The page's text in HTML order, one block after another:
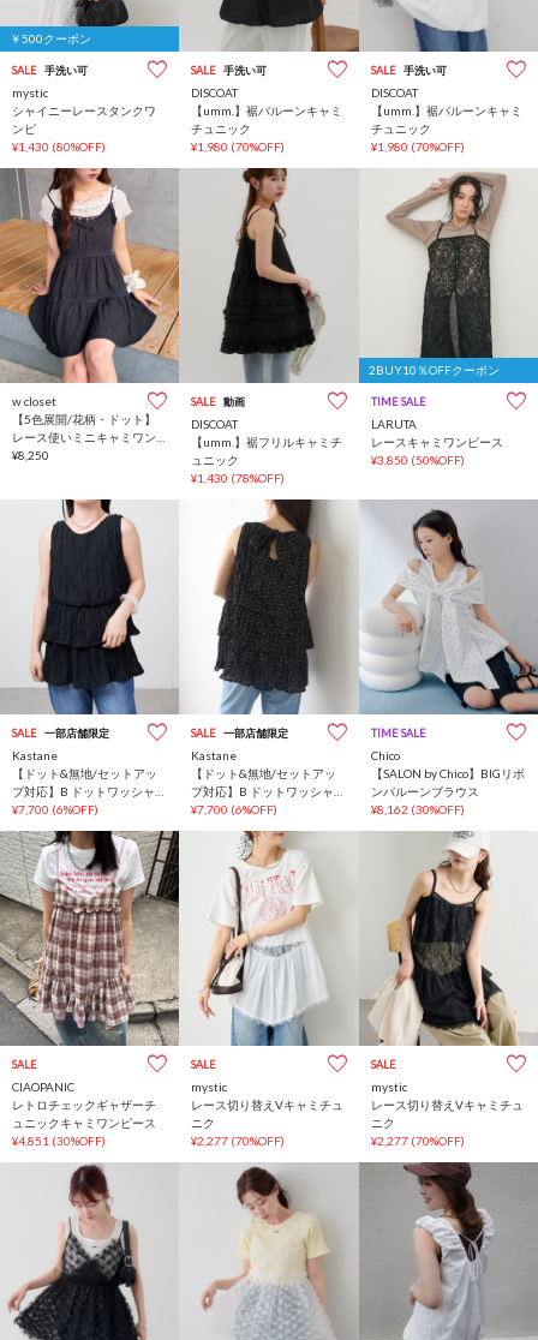
￥500クーポン
SALE 手洗い可
mystic
シャイニーレースタンクワ
ンピ
¥1,430 (80%OFF)
SALE 手洗い可
DISCOAT
【umm.】裾バルーンキャミ
チュニック
¥1,980 (70%OFF)
SALE 手洗い可
DISCOAT
【umm.】裾バルーンキャミ
チュニック
¥1,980 (70%OFF)
w closet
【5色展開/花柄・ドット】
レース使いミニキャミワン
ピース
¥8,250
SALE 動画
DISCOAT
【umm.】裾フリルキャミチ
ュニック
¥1,430 (78%OFF)
2BUY10％OFFクーポン
TIME SALE
LARUTA
レースキャミワンピース
¥3,850 (50%OFF)
SALE 一部店舗限定
Kastane
【ドット&無地/セットアッ
プ対応】B ドットワッシャー
プリーツチュニック
¥7,700 (6%OFF)
SALE 一部店舗限定
Kastane
【ドット&無地/セットアッ
プ対応】B ドットワッシャー
プリーツチュニック
¥7,700 (6%OFF)
TIME SALE
Chico
【SALON by Chico】BIGリボ
ンバルーンブラウス
¥8,162 (30%OFF)
SALE
CIAOPANIC
レトロチェックギャザーチ
ュニックキャミワンピース
¥4,851 (30%OFF)
SALE
mystic
レース切り替えVキャミチュ
ニク
¥2,277 (70%OFF)
SALE
mystic
レース切り替えVキャミチュ
ニク
¥2,277 (70%OFF)